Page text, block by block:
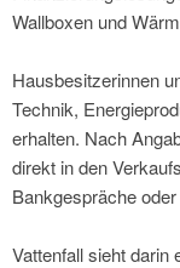
Wallboxen und
Hausbesitzerinnen
Technik,
erhalten. Nach
direkt in den
Bankgespräche
Vattenfall sieht darin